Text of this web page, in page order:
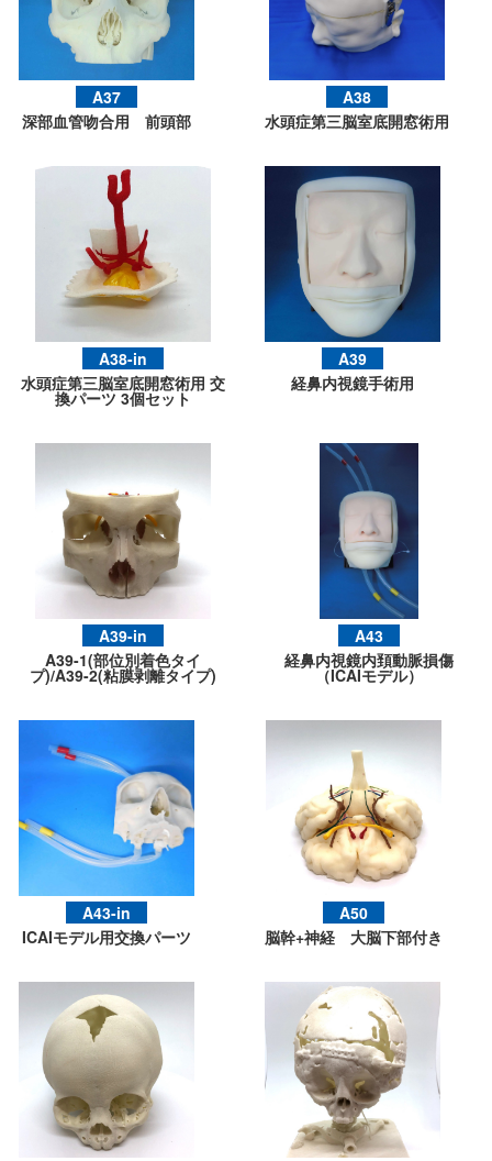
A37
深部血管吻合用 前頭部
A38
水頭症第三脳室底開窓術用
A38-in
水頭症第三脳室底開窓術用 交
換パーツ 3個セット
A39
経鼻内視鏡手術用
A39-in
A39-1(部位別着色タイ
プ)/A39-2(粘膜剥離タイプ)
A43
経鼻内視鏡内頚動脈損傷
（ICAIモデル）
A43-in
ICAIモデル用交換パーツ
A50
脳幹+神経 大脳下部付き